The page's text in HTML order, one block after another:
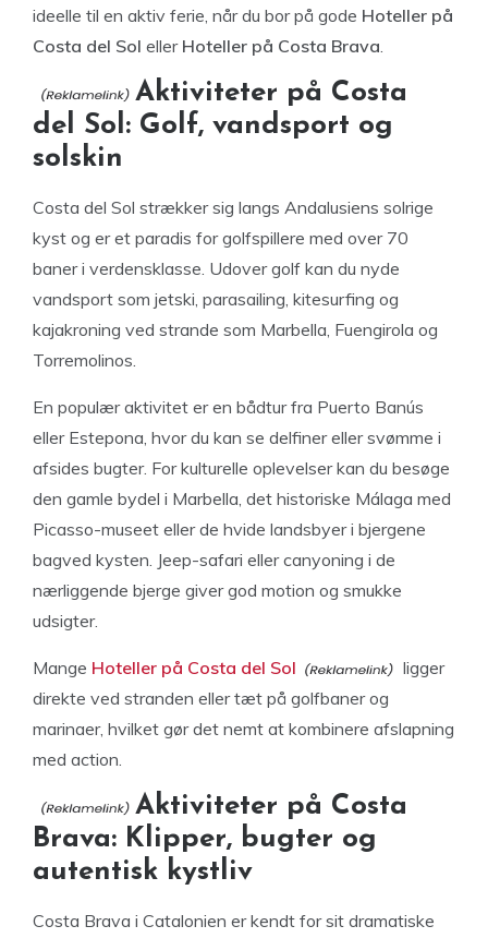
ideelle til en aktiv ferie, når du bor på gode Hoteller på
Costa del Sol eller Hoteller på Costa Brava
Aktiviteter på Costa
del Sol: Golf, vandsport og
solskin
Costa del Sol strækker sig langs Andalusiens solrige
kyst og er et paradis for golfspillere med over 70
baner i verdensklasse. Udover golf kan du nyde
vandsport som jetski, parasailing, kitesurfing og
kajakroning ved strande som Marbella, Fuengirola og
Torremolinos.
En populær aktivitet er en bådtur fra Puerto Banús
eller Estepona, hvor du kan se delfiner eller svømme i
afsides bugter. For kulturelle oplevelser kan du besøge
den gamle bydel i Marbella, det historiske Málaga med
Picasso-museet eller de hvide landsbyer i bjergene
bagved kysten. Jeep-safari eller canyoning i de
nærliggende bjerge giver god motion og smukke
udsigter.
Mange Hoteller på Costa del Sol
ligger
direkte ved stranden eller tæt på golfbaner og
marinaer, hvilket gør det nemt at kombinere afslapning
med action.
Aktiviteter på Costa
Brava: Klipper, bugter og
autentisk kystliv
Costa Brava i Catalonien er kendt for sit dramatiske